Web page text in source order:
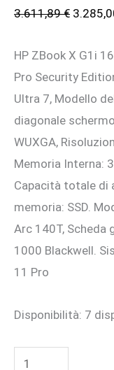
3.611,89€ Il
originale
era:
HP ZBook X G1i
Pro Security
Ultra 7, Modello
diagonale
WUXGA,
Memoria Interna:
Capacità totale di
memoria: SSD.
Arc 140T, Scheda
1000 Blackwell.
11 Pro
Disponibilità: 7
ZBOOK